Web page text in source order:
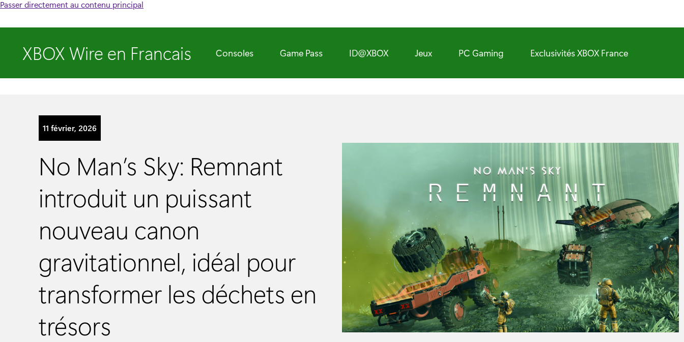
Passer directement au contenu principal
XBOX Wire en Francais Consoles Game Pass ID@XBOX Jeux PC Gaming Exclusivités XBOX France
11 février, 2026
No Man’s Sky: Remnant
introduit un puissant
nouveau canon
gravitationnel, idéal pour
transformer les déchets en
trésors